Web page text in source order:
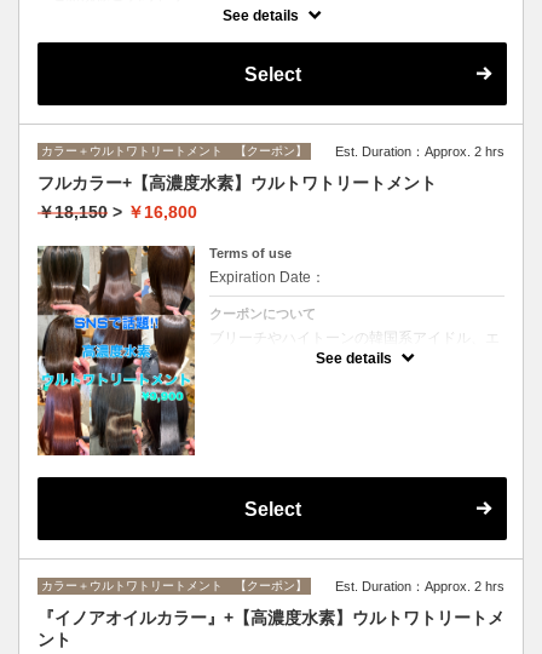
インナーカラーに必要なブリーチ、全体カラー、ブリーチ部分のオンカ
す）
See details
Select
カラー＋ウルトワトリートメント 【クーポン】 Est. Duration：Approx. 2 hrs
フルカラー+【高濃度水素】ウルトワトリートメント
￥18,150 > ￥16,800
Terms of use
Expiration Date：
クーポンについて
ブリーチやハイトーンの韓国系アイドル、エ
イジング毛にお悩みの美魔女も夢中！全ての
See details
Select
カラー＋ウルトワトリートメント 【クーポン】 Est. Duration：Approx. 2 hrs
『イノアオイルカラー』+【高濃度水素】ウルトワトリートメ
ント